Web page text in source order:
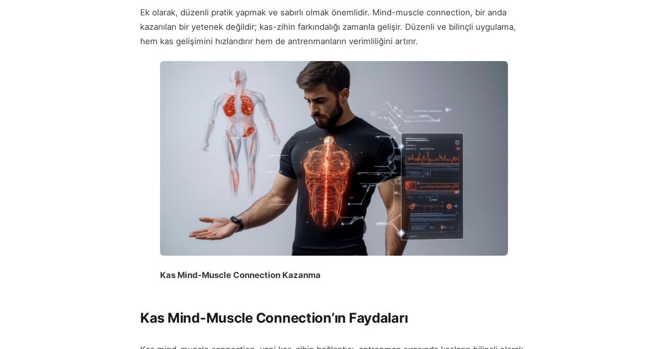
Ek olarak, düzenli pratik yapmak ve sabırlı olmak önemlidir. Mind-muscle connection, bir anda
kazanılan bir yetenek değildir; kas-zihin farkındalığı zamanla gelişir. Düzenli ve bilinçli uygulama,
hem kas gelişimini hızlandırır hem de antrenmanların verimliliğini artırır.
Kas Mind-Muscle Connection Kazanma
Kas Mind-Muscle Connection’ın Faydaları